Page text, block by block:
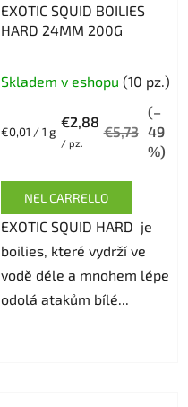
EXOTIC SQUID BOILIES
HARD 24MM 200G
Skladem v eshopu (10 pz.)
€2,88
/ pz.
€5,73
(–
49
%)
Prezzo
€0,01 / 1 g
NEL CARRELLO
EXOTIC SQUID HARD je
boilies, které vydrží ve
vodě déle a mnohem lépe
odolá atakům bílé...